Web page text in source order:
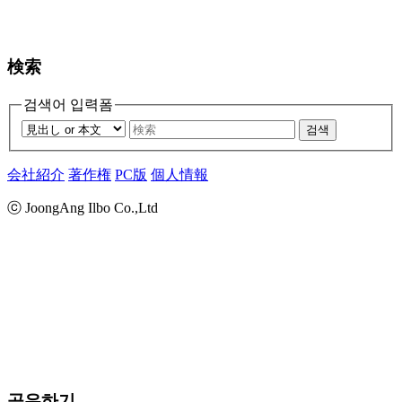
検索
검색어 입력폼
검색
会社紹介 著作権 PC版 個人情報
ⓒ JoongAng Ilbo Co.,Ltd